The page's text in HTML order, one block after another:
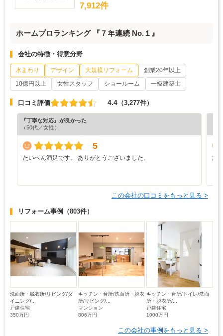
7,912件
ホームプロランキング 『７年連続 No.１』
会社の特徴・得意分野
水まわり デザイン 大規模リフォーム
創業20年以上
10億円以上
女性スタッフ ショールーム 一級建築士
口コミ評価 4.4 （3,277件）
『丁寧な対応』が良かった
（50代／女性）
5
たいへん満足です。 ありがとうございました。
施
この会社の口コミをもっと見る >
リフォーム事例 （803件）
洗面所・脱衣所/リビング/ダ
イニング/...
戸建住宅
350万円
キッチン・台所/洗面所・脱衣
所/リビング/...
マンション
806万円
キッチン・台所/トイレ/洗面
所・脱衣所/...
戸建住宅
1000万円
この会社の事例をもっと見る >